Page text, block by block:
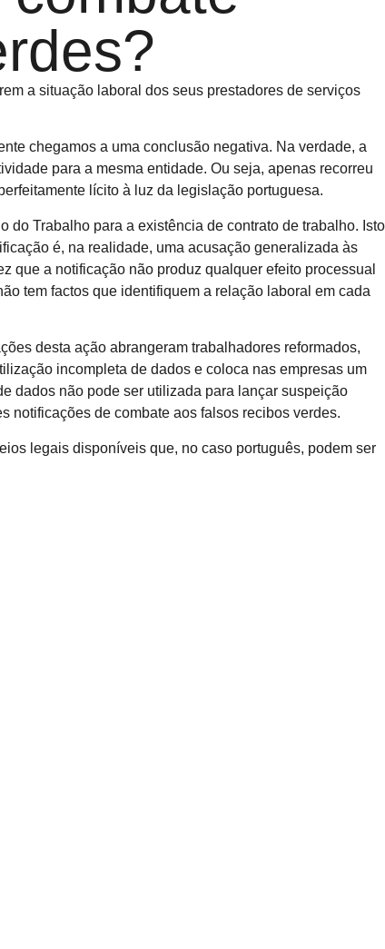
a situação laboral dos seus prestadores de serviços
chegamos a uma conclusão negativa. Na verdade, a
para a mesma entidade. Ou seja, apenas recorreu
lícito à luz da legislação portuguesa.
Trabalho para a existência de contrato de trabalho. Isto
é, na realidade, uma acusação generalizada às
que a notificação não produz qualquer efeito processual
tem factos que identifiquem a relação laboral em cada
desta ação abrangeram trabalhadores reformados,
incompleta de dados e coloca nas empresas um
dados não pode ser utilizada para lançar suspeição
notificações de combate aos falsos recibos verdes.
legais disponíveis que, no caso português, podem ser